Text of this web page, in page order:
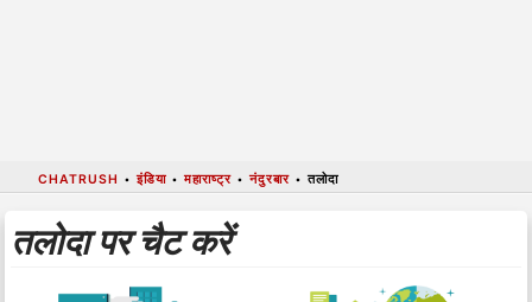
CHATRUSH •इंडिया•महाराष्ट्र•नंदुरबार•तलोदा
तलोदा पर चैट करें